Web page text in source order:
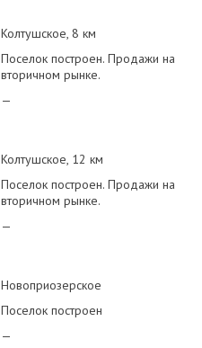
Колтушское 8 км
Поселок построен. Продажи на
вторичном рынке.
—
Колтушское 12 км
Поселок построен. Продажи на
вторичном рынке.
—
Новоприозерское
Поселок построен
—